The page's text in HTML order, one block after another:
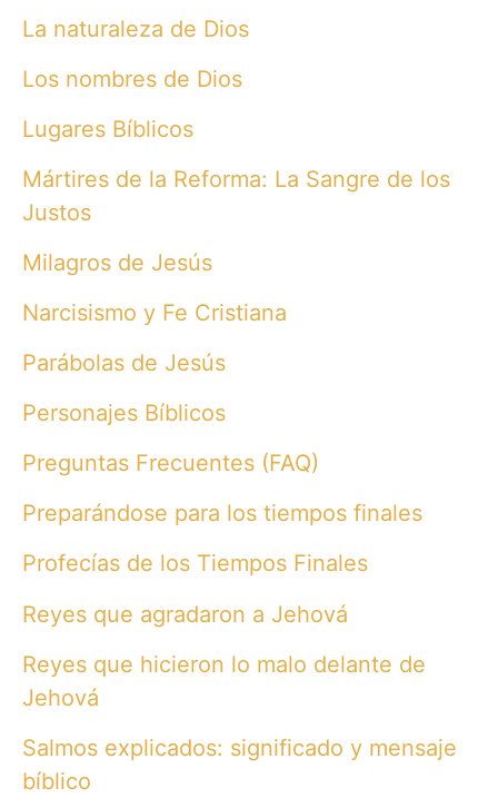
La naturaleza de Dios
Los nombres de Dios
Lugares Bíblicos
Mártires de la Reforma: La Sangre de los
Justos
Milagros de Jesús
Narcisismo y Fe Cristiana
Parábolas de Jesús
Personajes Bíblicos
Preguntas Frecuentes (FAQ)
Preparándose para los tiempos finales
Profecías de los Tiempos Finales
Reyes que agradaron a Jehová
Reyes que hicieron lo malo delante de
Jehová
Salmos explicados: significado y mensaje
bíblico